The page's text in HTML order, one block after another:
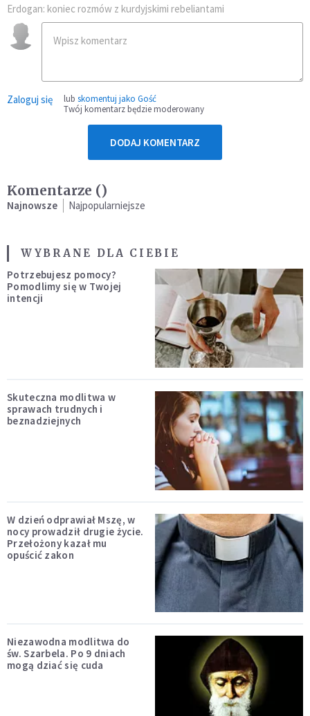
Erdogan: koniec rozmów z kurdyjskimi rebeliantami
Zaloguj się lub skomentuj jako Gość
Twój komentarz będzie moderowany
DODAJ KOMENTARZ
Komentarze ()
Najnowsze Najpopularniejsze
WYBRANE DLA CIEBIE
Potrzebujesz pomocy?
Pomodlimy się w Twojej
intencji
Skuteczna modlitwa w
sprawach trudnych i
beznadziejnych
W dzień odprawiał Mszę, w
nocy prowadził drugie życie.
Przełożony kazał mu
opuścić zakon
Niezawodna modlitwa do
św. Szarbela. Po 9 dniach
mogą dziać się cuda